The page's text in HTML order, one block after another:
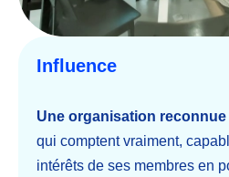
Influence
Une organisation reconnue
qui comptent vraiment,
intérêts de ses membres en